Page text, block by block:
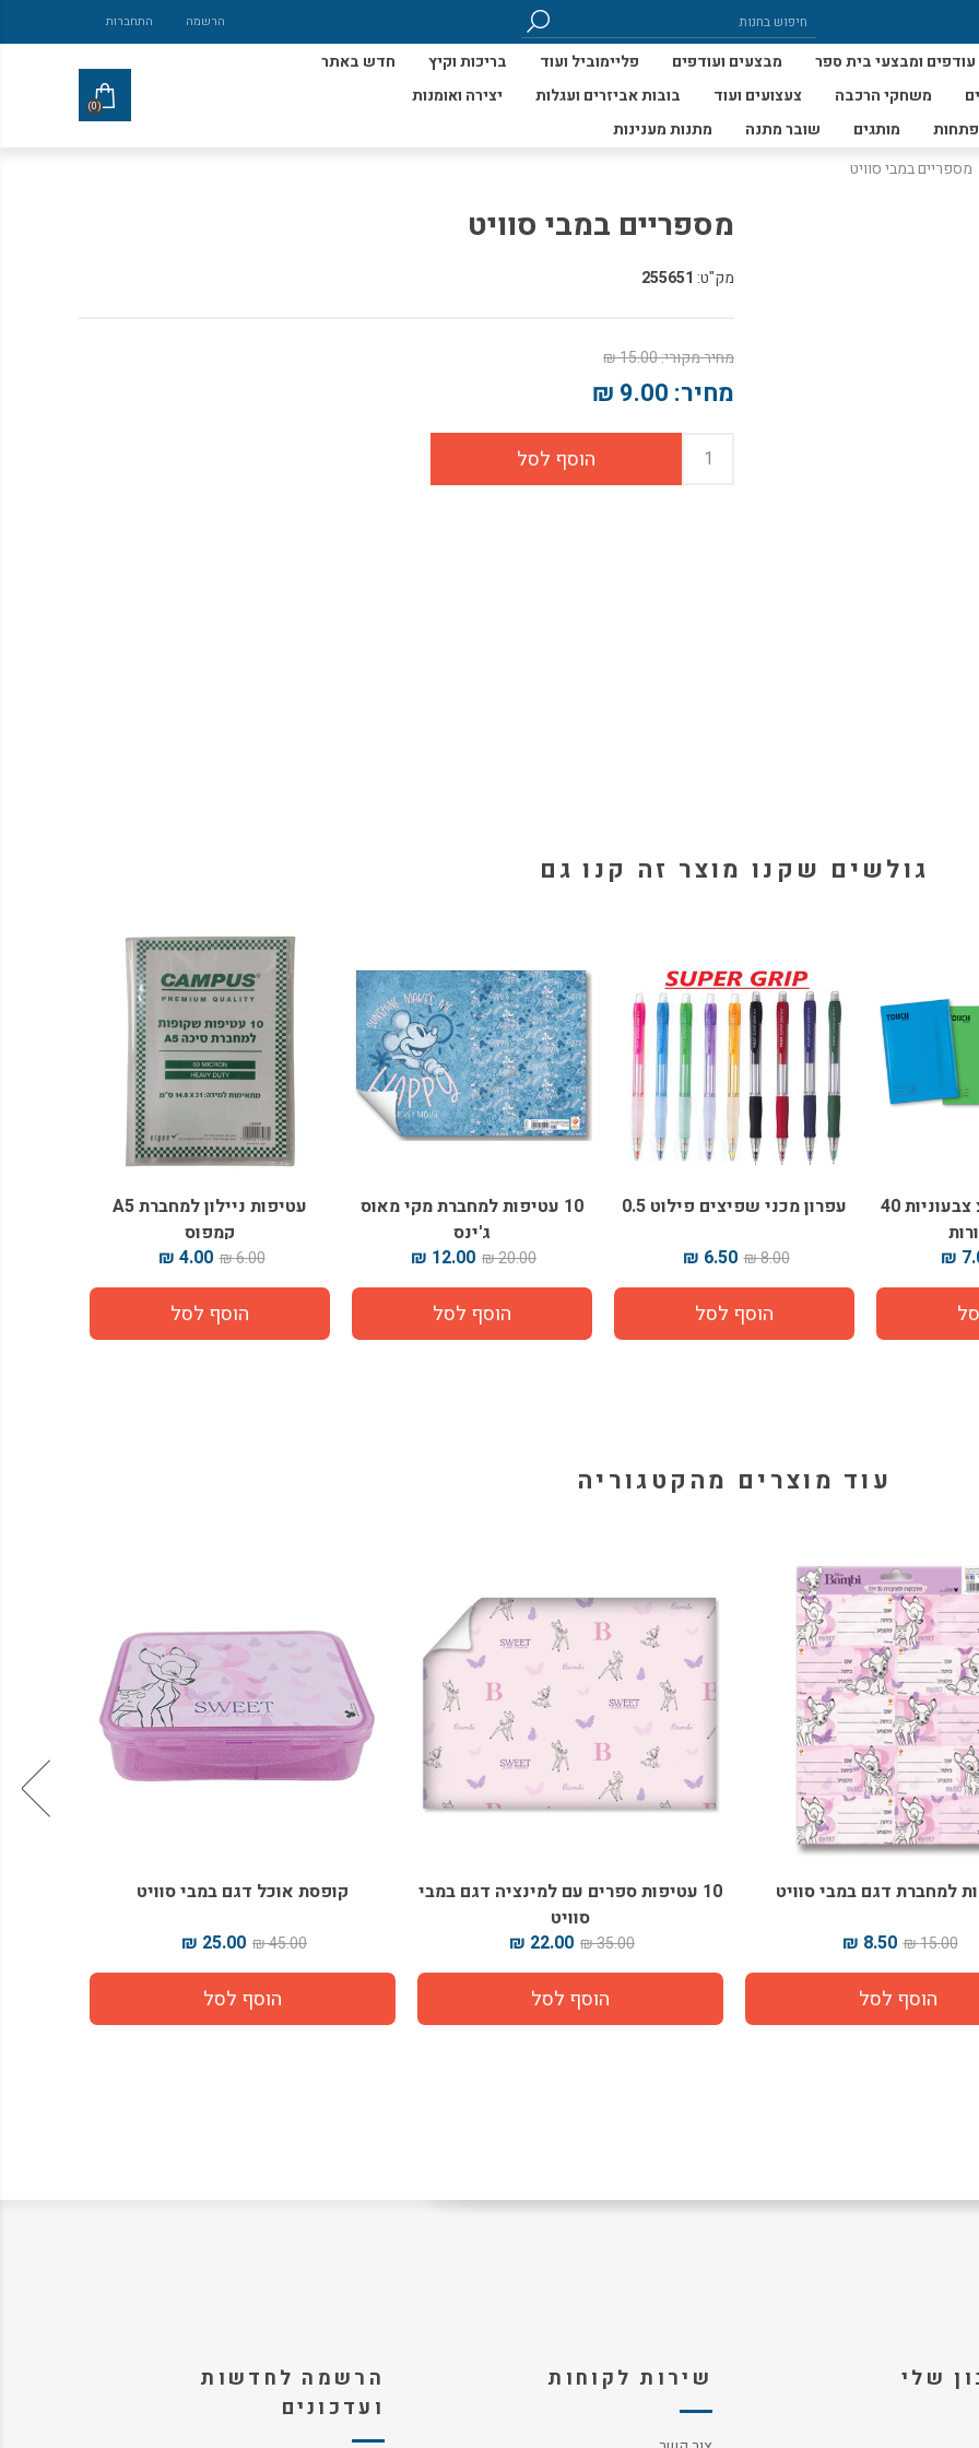
הרשמה התחברות
עודפים ומבצעי בית ספר מבצעים ועודפים פליימוביל ועוד בריכות וקיץ
חדש באתר
משחקי הרכבה צעצועים ועוד בובות אביזרים ועגלות
יצירה ואומנות
מותגים שובר מתנה מתנות מענינות
(0)
מספריים במבי סוויט
מספריים במבי סוויט
מק"ט: 255651
מחיר מקורי:15.00 ₪
מחיר: 9.00 ₪
גולשים שקנו מוצר זה קנו גם
מארז מחברות טאצ צבעוניות 40
עפרון מכני שפיצים פילוט 0.5
8.00 ₪
6.50 ₪
10 עטיפות למחברת מקי מאוס
ג'ינס
20.00 ₪
12.00 ₪
עטיפות ניילון למחברת A5
קמפוס
6.00 ₪
4.00 ₪
עוד מוצרים מהקטגוריה
למחברת דגם במבי סוויט
15.00 ₪
8.50 ₪
10 עטיפות ספרים עם למינציה דגם במבי
סוויט
35.00 ₪
22.00 ₪
קופסת אוכל דגם במבי סוויט
45.00 ₪
25.00 ₪
שלי שירות לקוחות
הרשמה לחדשות
ועדכונים